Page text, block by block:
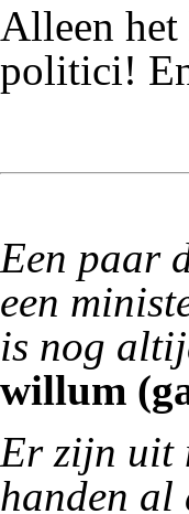
Alleen
politici!
Een paar
een
is nog
willum
Er zijn uit
handen al